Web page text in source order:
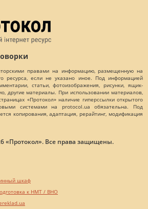
правами на информацию, размещенную на
ресурса, если не указано иное. Под информацией
статьи, фотоизображения, рисунки, ящик-
другие материалы. При использовании материалов,
«Протокол» наличие гиперссылки открытого
системами на protocol.ua обязательна. Под
копирования, адаптация, рерайтинг, модификация
«Протокол». Все права защищены.
шкаф
к НМТ / ВНО